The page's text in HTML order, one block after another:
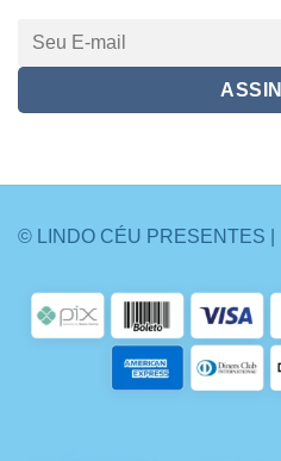
© LINDO CÉU PRESENTES |